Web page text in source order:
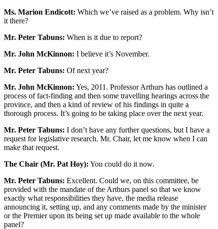
Ms. Marion Endicott: Which we’ve raised as a problem. Why isn’t
it there?
Mr. Peter Tabuns: When is it due to report?
Mr. John McKinnon: I believe it’s November.
Mr. Peter Tabuns: Of next year?
Mr. John McKinnon: Yes, 2011. Professor Arthurs has outlined a
process of fact-finding and then some travelling hearings across the
province, and then a kind of review of his findings in quite a
thorough process. It’s going to be taking place over the next year.
Mr. Peter Tabuns: I don’t have any further questions, but I have a
request for legislative research. Mr. Chair, let me know when I can
make that request.
The Chair (Mr. Pat Hoy): You could do it now.
Mr. Peter Tabuns: Excellent. Could we, on this committee, be
provided with the mandate of the Arthurs panel so that we know
exactly what responsibilities they have, the media release
announcing it, setting up, and any comments made by the minister
or the Premier upon its being set up made available to the whole
panel?